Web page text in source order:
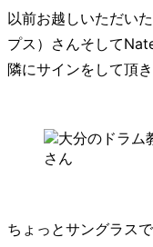
以前お越しいただい
プス）さんそして
隣にサインをして頂
ちょっとサングラス